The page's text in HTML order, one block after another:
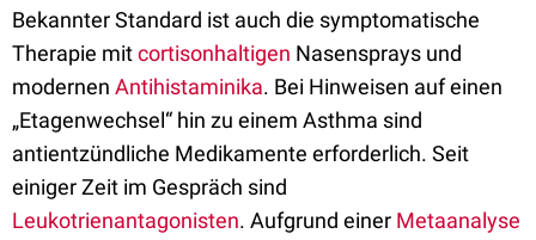
Bekannter Standard ist auch die symptomatische
Therapie mitcortisonhaltigen Nasensprays und
modernen Antihistaminika. Bei Hinweisen auf einen
„Etagenwechsel“ hin zu einem Asthma sind
antientzündliche Medikamente erforderlich. Seit
einiger Zeit im Gespräch sind
Leukotrienantagonisten. Aufgrund einer Metaanalyse